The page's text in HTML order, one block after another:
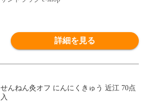
詳細を見る
せんねん灸オフ にんにくきゅう 近江 70点
入